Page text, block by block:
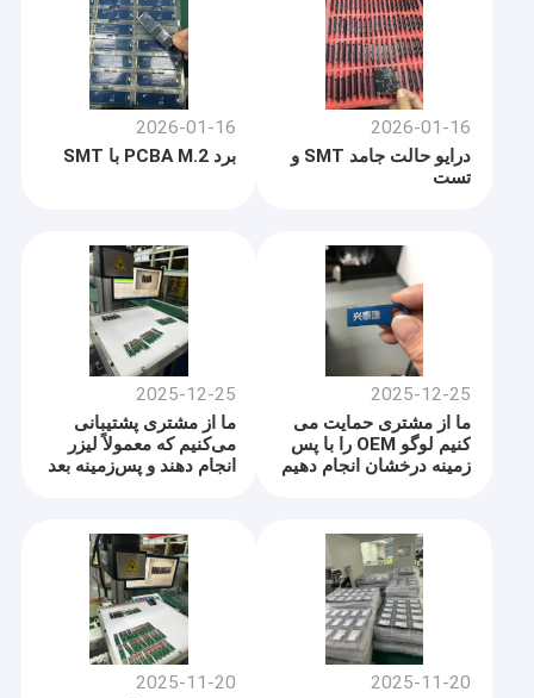
2026-01-16
درایو حالت جامد SMT و
تست
2026-01-16
برد PCBA M.2 با SMT
2025-12-25
ما از مشتری حمایت می
کنیم لوگو OEM را با پس
زمینه درخشان انجام دهیم
2025-12-25
ما از مشتری پشتیبانی
می‌کنیم که معمولاً لیزر
انجام دهند و پس‌زمینه بعد
2025-11-20
2025-11-20